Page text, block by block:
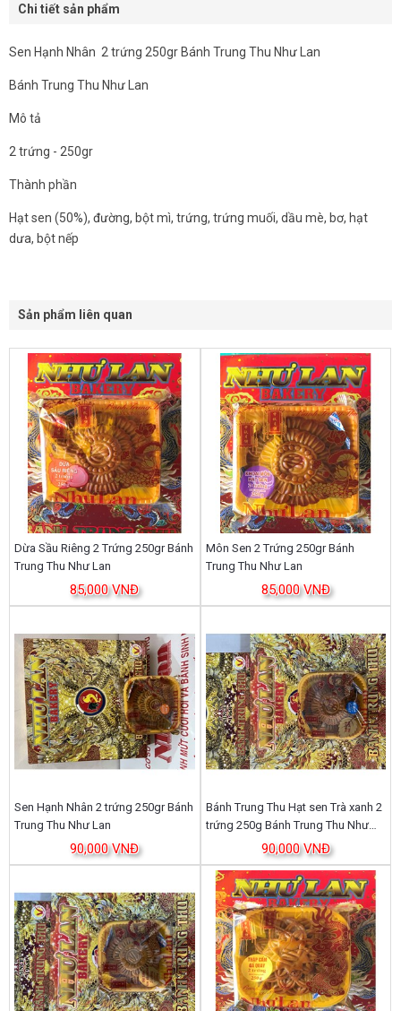
Chi tiết sản phẩm
Sen Hạnh Nhân 2 trứng 250gr Bánh Trung Thu Như Lan
Bánh Trung Thu Như Lan
Mô tả
2 trứng - 250gr
Thành phần
Hạt sen (50%), đường, bột mì, trứng, trứng muối, dầu mè, bơ, hạt
dưa, bột nếp
Sản phẩm liên quan
Dừa Sầu Riêng 2 Trứng 250gr Bánh
Trung Thu Như Lan
85,000 VNĐ
Môn Sen 2 Trứng 250gr Bánh
Trung Thu Như Lan
85,000 VNĐ
Sen Hạnh Nhân 2 trứng 250gr Bánh
Trung Thu Như Lan
90,000 VNĐ
Bánh Trung Thu Hạt sen Trà xanh 2
trứng 250g Bánh Trung Thu Như
90,000 VNĐ